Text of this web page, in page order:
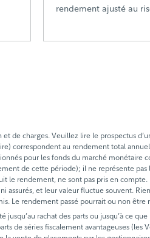
rendement ajusté au
de charges. Veuillez lire le prospectus
correspondent au rendement total
pour les fonds du marché monétaire
de cette période); il ne représente
le rendement, ne sont pas pris en
assurés, et leur valeur fluctue souvent.
Le rendement passé pourrait ou non être
rachat des parts ou jusqu’à ce
de séries fiscalement avantageuses (les